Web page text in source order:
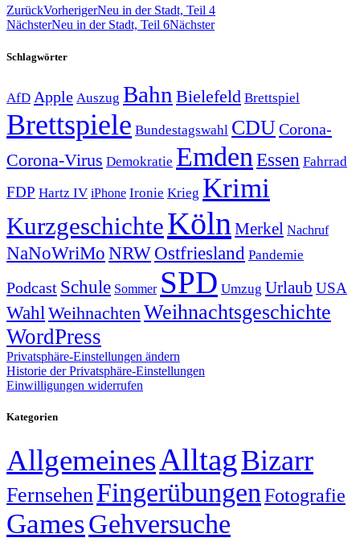
ZurückVorherigerNeu in der Stadt, Teil 4
NächsterNeu in der Stadt, Teil 6Nächster
Schlagwörter
AfD Apple Auszug Bahn Bielefeld Brettspiel
Brettspiele Bundestagswahl CDUCorona-
Corona-Virus Demokratie Emden Essen Fahrrad
FDP Hartz IV iPhone Ironie Krieg Krimi
KurzgeschichteKöln Merkel Nachruf
NaNoWriMo NRWOstfriesland Pandemie
Podcast Schule Sommer SPD Umzug Urlaub USA
Wahl Weihnachten Weihnachtsgeschichte
WordPress
Privatsphäre-Einstellungen ändern
Historie der Privatsphäre-Einstellungen
Einwilligungen widerrufen
Kategorien
AllgemeinesAlltagBizarr
FernsehenFingerübungen Fotografie
GamesGehversuche